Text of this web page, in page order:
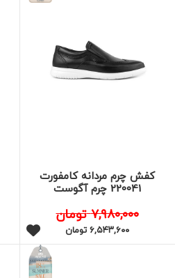
کفش چرم مردانه کامفورت
220041 چرم آگوست
۷,۹۸۰,۰۰۰تومان
۶,۵۴۳,۶۰۰تومان